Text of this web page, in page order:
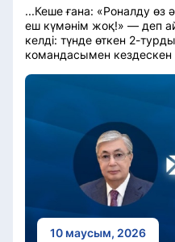
...Кеше ғана: «Роналду өз
еш күмәнім жоқ!» — деп
келді: түнде өткен 2-
командасымен кездескен
10 маусым, 2026